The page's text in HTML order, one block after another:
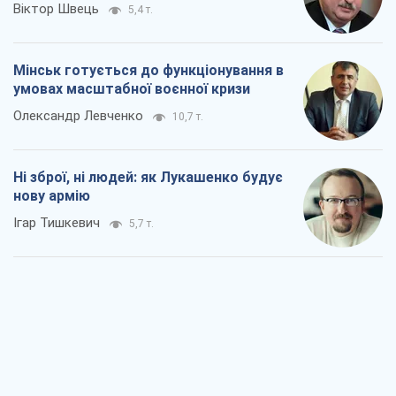
Віктор Швець 5,4 т.
Мінськ готується до функціонування в
умовах масштабної воєнної кризи
Олександр Левченко 10,7 т.
Ні зброї, ні людей: як Лукашенко будує
нову армію
Ігар Тишкевич 5,7 т.